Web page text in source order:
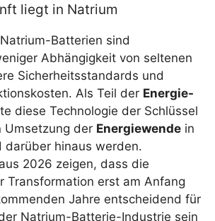
liegt in Natrium
Batterien sind
Abhängigkeit von seltenen
Sicherheitsstandards und
Als Teil der Energie-
diese Technologie der Schlüssel
Umsetzung der Energiewende in
darüber hinaus werden.
2026 zeigen, dass die
Transformation erst am Anfang
Jahre entscheidend für
Natrium-Batterie-Industrie sein